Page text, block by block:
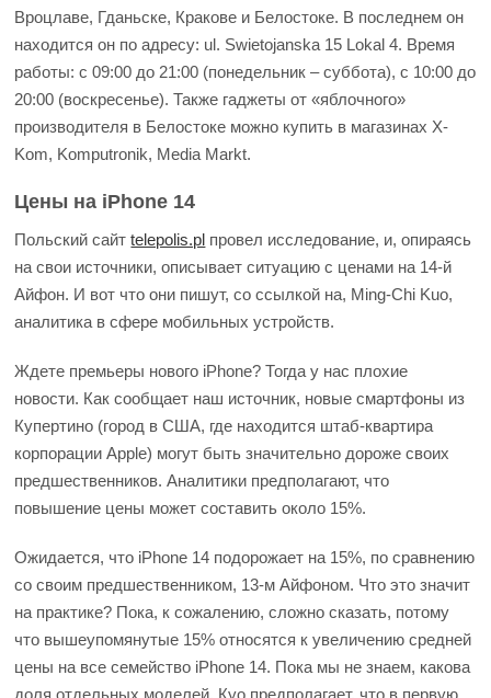
Вроцлаве, Гданьске, Кракове и Белостоке. В последнем он
находится он по адресу: ul. Swietojanska 15 Lokal 4. Время
работы: с 09:00 до 21:00 (понедельник – суббота), с 10:00 до
20:00 (воскресенье). Также гаджеты от «яблочного»
производителя в Белостоке можно купить в магазинах X-
Kom, Komputronik, Media Markt.
Цены на iPhone 14
Польский сайтtelepolis.pl провел исследование, и, опираясь
на свои источники, описывает ситуацию с ценами на 14-й
Айфон. И вот что они пишут, со ссылкой на, Ming-Chi Kuo,
аналитика в сфере мобильных устройств.
Ждете премьеры нового iPhone? Тогда у нас плохие
новости. Как сообщает наш источник, новые смартфоны из
Купертино (город в США, где находится штаб-квартира
корпорации Apple) могут быть значительно дороже своих
предшественников. Аналитики предполагают, что
повышение цены может составить около 15%.
Ожидается, что iPhone 14 подорожает на 15%, по сравнению
со своим предшественником, 13-м Айфоном. Что это значит
на практике? Пока, к сожалению, сложно сказать, потому
что вышеупомянутые 15% относятся к увеличению средней
цены на все семейство iPhone 14. Пока мы не знаем, какова
доля отдельных моделей. Куо предполагает, что в первую